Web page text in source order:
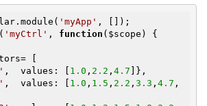
'myApp' , []);
'myCtrl' , function ( $scope ) {
[
,  values: [ 1.0 , 2.2 , 4.7 ]},
,  values: [ 1.0 , 1.5 , 2.2 , 3.3 , 4.7 ,